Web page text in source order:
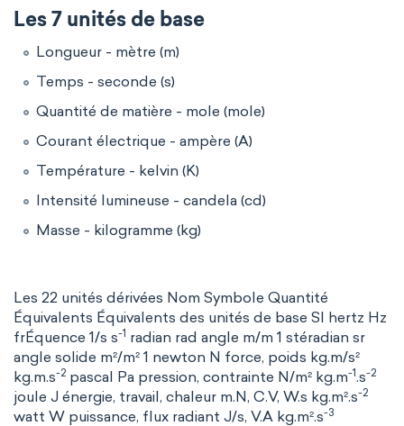
Les 7 unités de base
Longueur - mètre (m)
Temps - seconde (s)
Quantité de matière - mole (mole)
Courant électrique - ampère (A)
Température - kelvin (K)
Intensité lumineuse - candela (cd)
Masse - kilogramme (kg)
Les 22 unités dérivées Nom Symbole Quantité
Équivalents Équivalents des unités de base SI hertz Hz
frÉquence 1/s s-1 radian rad angle m/m 1 stéradian sr
angle solide m²/m² 1 newton N force, poids kg.m/s²
kg.m.s-2 pascal Pa pression, contrainte N/m² kg.m-1.s-2
joule J énergie, travail, chaleur m.N, C.V, W.s kg.m².s-2
watt W puissance, flux radiant J/s, V.A kg.m².s-3